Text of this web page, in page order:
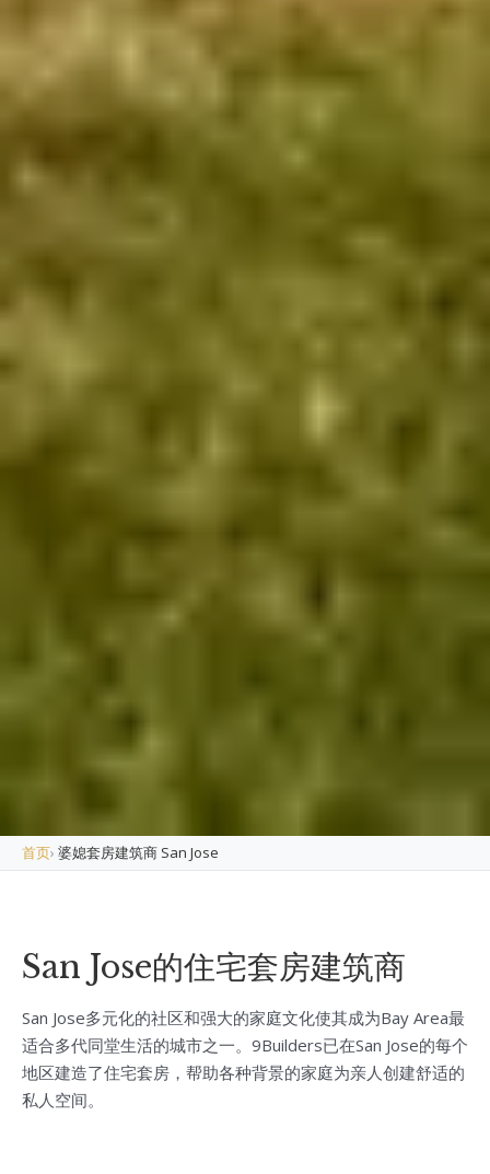
首页› 婆媳套房建筑商 San Jose
San Jose的住宅套房建筑商
San Jose多元化的社区和强大的家庭文化使其成为Bay Area最
适合多代同堂生活的城市之一。9Builders已在San Jose的每个
地区建造了住宅套房，帮助各种背景的家庭为亲人创建舒适的
私人空间。